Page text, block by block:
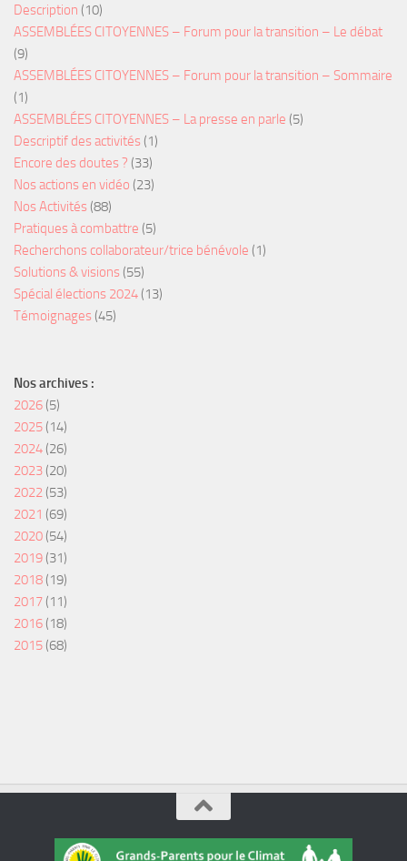
Description (10)
ASSEMBLÉES CITOYENNES – Forum pour la transition – Le débat
(9)
ASSEMBLÉES CITOYENNES – Forum pour la transition – Sommaire
(1)
ASSEMBLÉES CITOYENNES – La presse en parle (5)
Descriptif des activités (1)
Encore des doutes ? (33)
Nos actions en vidéo (23)
Nos Activités (88)
Pratiques à combattre (5)
Recherchons collaborateur/trice bénévole (1)
Solutions & visions (55)
Spécial élections 2024 (13)
Témoignages (45)
Nos archives :
2026 (5)
2025 (14)
2024 (26)
2023 (20)
2022 (53)
2021 (69)
2020 (54)
2019 (31)
2018 (19)
2017 (11)
2016 (18)
2015 (68)